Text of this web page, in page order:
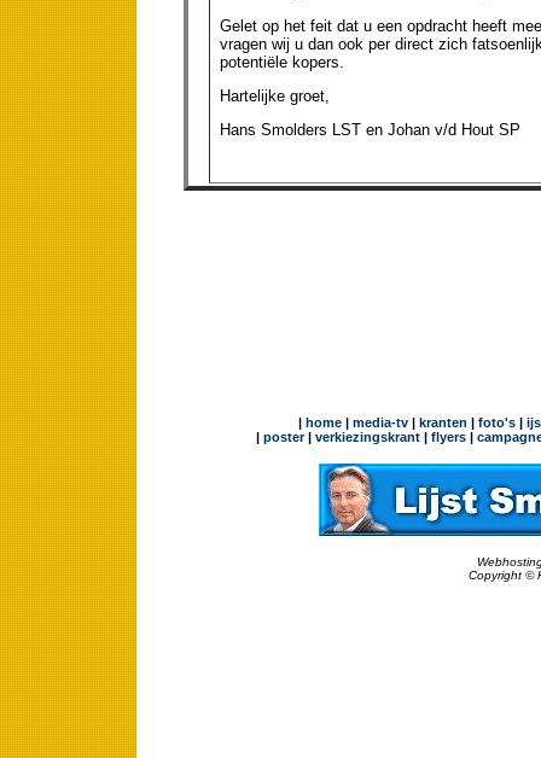
Gelet op het feit dat u een opdracht heeft
vragen wij u dan ook per direct zich
potentiële kopers.
Hartelijke groet,
Hans Smolders LST en Johan v/d Hout SP
| home| media-tv| kranten | foto's|
| poster| verkiezingskrant | flyers |
Copyright ©